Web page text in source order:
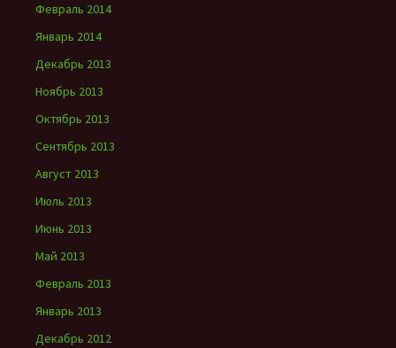
Февраль 2014
Январь 2014
Декабрь 2013
Ноябрь 2013
Октябрь 2013
Сентябрь 2013
Август 2013
Июль 2013
Июнь 2013
Май 2013
Февраль 2013
Январь 2013
Декабрь 2012